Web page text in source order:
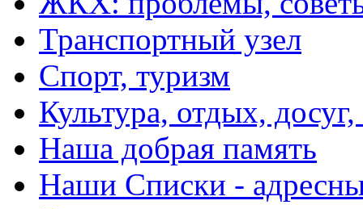
Транспортный узел
Спорт, туризм
Культура, отдых,
Наша добрая память
Наши Списки -